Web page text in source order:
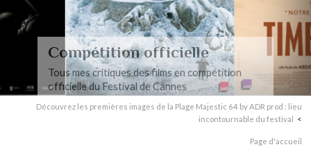
Compétition officielle
Tous mes critiques des films en compétition
officielle du Festival de Cannes
Découvrez les premières images de la Plage Majestic 64 by ADR prod : lieu
incontournable du festival
Page d'accueil